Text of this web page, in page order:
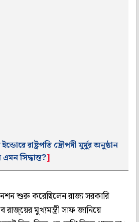
রাষ্ট্রপতি দ্রৌপদী মুর্মুর অনুষ্ঠান
সিদ্ধান্ত?]
শুরু করেছিলেন রাজ্য সরকারি
রাজ্য়ের মুখ্যমন্ত্রী সাফ জানিয়ে